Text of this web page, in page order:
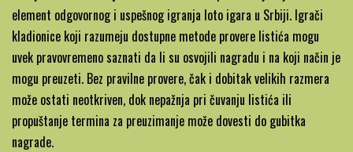
element odgovornog i uspešnog igranja loto igara u Srbiji. Igrači
kladionice koji razumeju dostupne metode provere listića mogu
uvek pravovremeno saznati da li su osvojili nagradu i na koji način je
mogu preuzeti. Bez pravilne provere, čak i dobitak velikih razmera
može ostati neotkriven, dok nepažnja pri čuvanju listića ili
propuštanje termina za preuzimanje može dovesti do gubitka
nagrade.